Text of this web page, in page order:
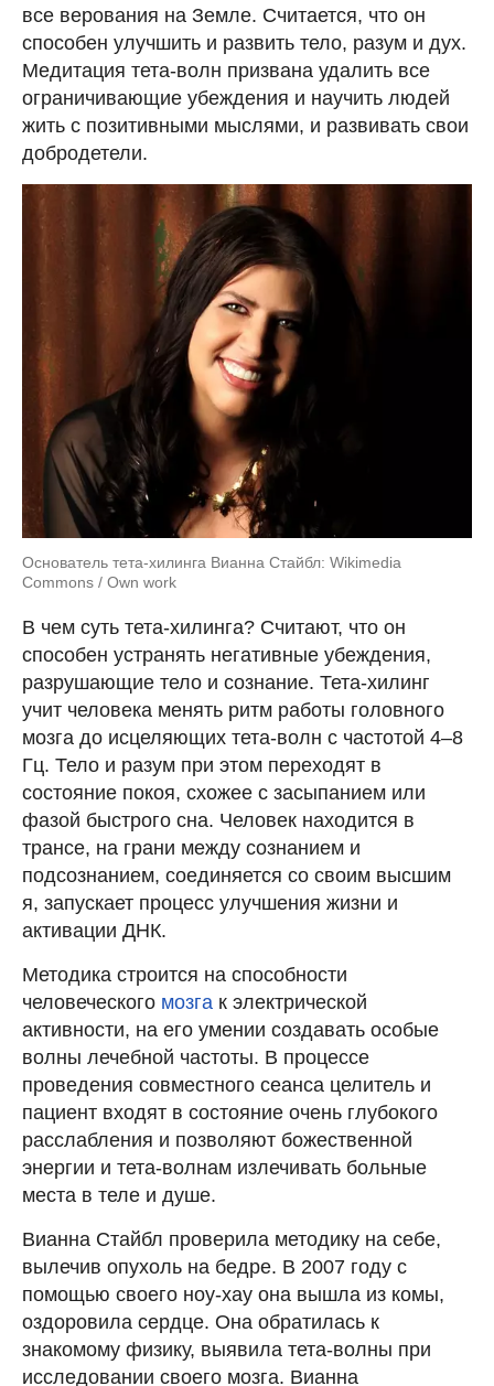
все верования на Земле. Считается, что он
способен улучшить и развить тело, разум и дух.
Медитация тета-волн призвана удалить все
ограничивающие убеждения и научить людей
жить с позитивными мыслями, и развивать свои
добродетели.
Основатель тета-хилинга Вианна Стайбл: Wikimedia
Commons / Own work
В чем суть тета-хилинга? Считают, что он
способен устранять негативные убеждения,
разрушающие тело и сознание. Тета-хилинг
учит человека менять ритм работы головного
мозга до исцеляющих тета-волн с частотой 4–8
Гц. Тело и разум при этом переходят в
состояние покоя, схожее с засыпанием или
фазой быстрого сна. Человек находится в
трансе, на грани между сознанием и
подсознанием, соединяется со своим высшим
я, запускает процесс улучшения жизни и
активации ДНК.
Методика строится на способности
человеческого мозга к электрической
активности, на его умении создавать особые
волны лечебной частоты. В процессе
проведения совместного сеанса целитель и
пациент входят в состояние очень глубокого
расслабления и позволяют божественной
энергии и тета-волнам излечивать больные
места в теле и душе.
Вианна Стайбл проверила методику на себе,
вылечив опухоль на бедре. В 2007 году с
помощью своего ноу-хау она вышла из комы,
оздоровила сердце. Она обратилась к
знакомому физику, выявила тета-волны при
исследовании своего мозга. Вианна